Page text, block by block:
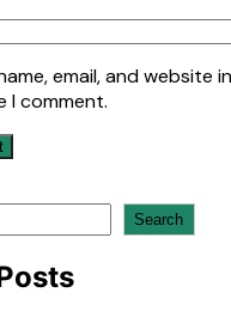
email, and website
I comment.
Search